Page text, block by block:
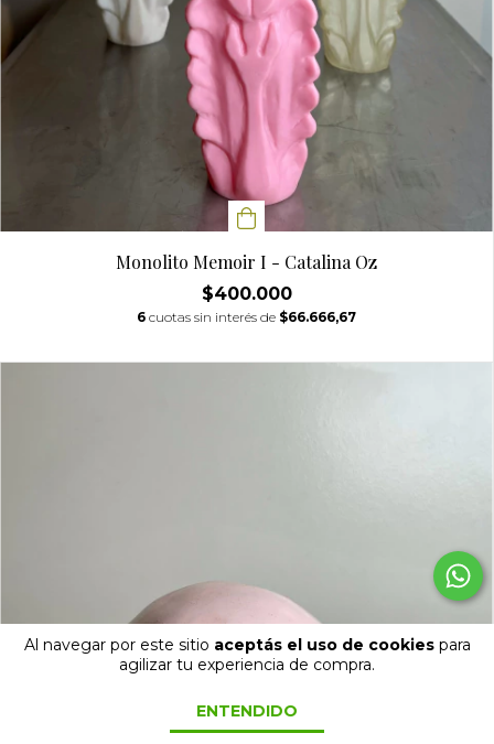
Al navegar por este sitio aceptás el uso de cookiespara
agilizar tu experiencia de compra.
ENTENDIDO
Monolito Memoir I - Catalina Oz
$400.000
6 cuotas sin interés de $66.666,67